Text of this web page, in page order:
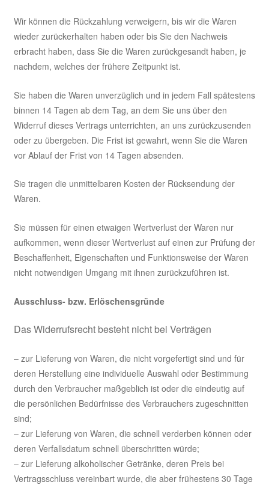
Wir können die Rückzahlung verweigern, bis wir die Waren
wieder zurückerhalten haben oder bis Sie den Nachweis
erbracht haben, dass Sie die Waren zurückgesandt haben, je
nachdem, welches der frühere Zeitpunkt ist.
Sie haben die Waren unverzüglich und in jedem Fall spätestens
binnen 14Tagen ab dem Tag, an dem Sie uns über den
Widerruf dieses Vertrags unterrichten, an uns zurückzusenden
oder zu übergeben. Die Frist ist gewahrt, wenn Sie die Waren
vor Ablauf der Frist von 14 Tagen absenden.
Sie tragen die unmittelbaren Kosten der Rücksendung der
Waren.
Sie müssen für einen etwaigen Wertverlust der Waren nur
aufkommen, wenn dieser Wertverlust auf einen zur Prüfung der
Beschaffenheit, Eigenschaften und Funktionsweise der Waren
nicht notwendigen Umgang mit ihnen zurückzuführen ist.
Ausschluss- bzw. Erlöschensgründe
Das Widerrufsrecht besteht nicht bei Verträgen
– zur Lieferung von Waren, die nicht vorgefertigt sind und für
deren Herstellung eine individuelle Auswahl oder Bestimmung
durch den Verbraucher maßgeblich ist oder die eindeutig auf
die persönlichen Bedürfnisse des Verbrauchers zugeschnitten
sind;
– zur Lieferung von Waren, die schnell verderben können oder
deren Verfallsdatum schnell überschritten würde;
– zur Lieferung alkoholischer Getränke, deren Preis bei
Vertragsschluss vereinbart wurde, die aber frühestens 30 Tage